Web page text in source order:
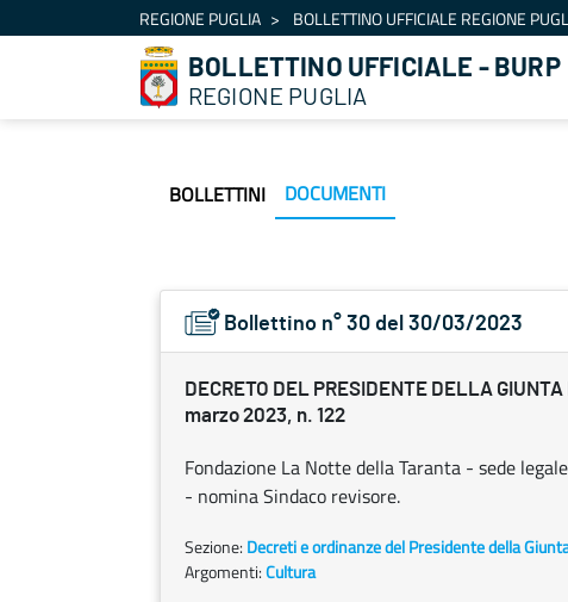
Skip to ContentREGIONE PUGLIA BOLLETTINO UFFICIALE REGIONE
BOLLETTINO UFFICIALE - BURP
REGIONE PUGLIA
BOLLETTINI DOCUMENTI
Bollettino n° 30 del 30/03/2023
DECRETO DEL PRESIDENTE DELLA
marzo 2023, n. 122
Fondazione La Notte della Taranta - sede
- nomina Sindaco revisore.
Sezione: Decreti e ordinanze del Presidente della
Argomenti:Cultura